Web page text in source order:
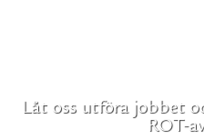
Låt oss utföra jobbet
ROT-